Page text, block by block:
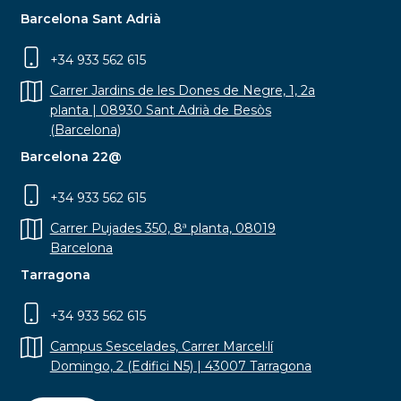
Barcelona Sant Adrià
+34 933 562 615
Carrer Jardins de les Dones de Negre, 1, 2a
planta | 08930 Sant Adrià de Besòs
(Barcelona)
Barcelona 22@
+34 933 562 615
Carrer Pujades 350, 8ª planta, 08019
Barcelona
Tarragona
+34 933 562 615
Campus Sescelades, Carrer Marcel·lí
Domingo, 2 (Edifici N5) | 43007 Tarragona